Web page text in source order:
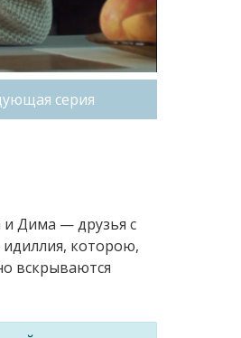
серия
и Дима — друзья с
которою,
вскрываются